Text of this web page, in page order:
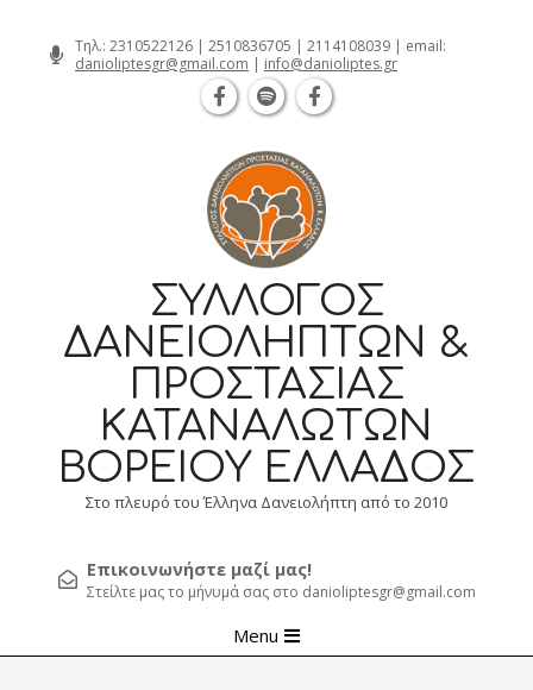
Τηλ.: 2310522126 | 2510836705 | 2114108039 | email:
danioliptesgr@gmail.com | info@danioliptes.gr
ΣΎΛΛΟΓΟΣ
ΔΑΝΕΙΟΛΗΠΤΏΝ &
ΠΡΟΣΤΑΣΊΑΣ
ΚΑΤΑΝΑΛΩΤΏΝ
ΒΟΡΕΊΟΥ ΕΛΛΆΔΟΣ
Στο πλευρό του Έλληνα Δανειολήπτη από το 2010
Επικοινωνήστε μαζί μας!
Στείλτε μας το μήνυμά σας στο danioliptesgr@gmail.com
Navigation
Menu